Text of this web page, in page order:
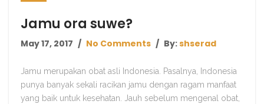
Jamu ora suwe?
May 17, 2017 No Comments By:shserad
Jamu merupakan obat asli Indonesia. Pasalnya, Indonesia
punya banyak sekali racikan jamu dengan ragam manfaat
yang baik untuk kesehatan. Jauh sebelum mengenal obat,